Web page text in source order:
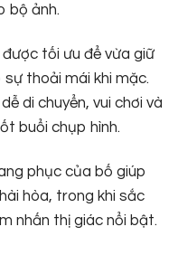
bộ ảnh.
tối ưu để vừa giữ
thoải mái khi mặc.
di chuyển, vui chơi và
buổi chụp hình.
phục của bố giúp
hòa, trong khi sắc
nhấn thị giác nổi bật.